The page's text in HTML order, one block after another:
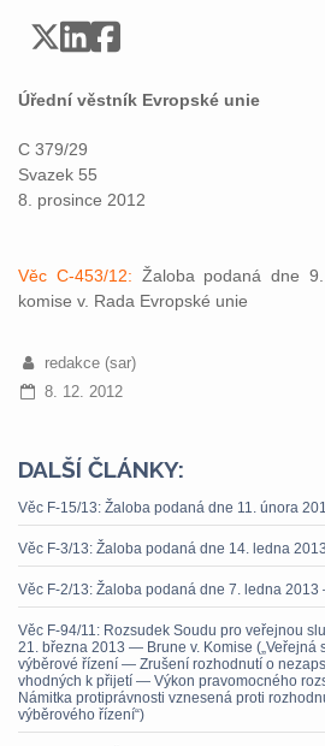
Úřední věstník Evropské unie
C 379/29
Svazek 55
8. prosince 2012
Věc C-453/12: Žaloba podaná dne
komise v. Rada Evropské unie
redakce (sar)
8. 12. 2012
DALŠÍ ČLÁNKY:
Věc F-15/13: Žaloba podaná dne 11. února
Věc F-3/13: Žaloba podaná dne 14. ledna
Věc F-2/13: Žaloba podaná dne 7. ledna 2013
Věc F-94/11: Rozsudek Soudu pro veřejnou
21. března 2013 — Brune v. Komise
výběrové řízení — Zrušení rozhodnutí o
vhodných k přijetí — Výkon pravomocného
Námitka protiprávnosti vznesená proti
výběrového řízení“)